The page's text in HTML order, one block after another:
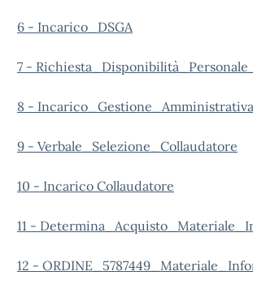
6 - Incarico_DSGA
7 -
8 - Incarico_Gestione_Amministrativa
9 - Verbale_Selezione_Collaudatore
10 - Incarico Collaudatore
11 -
12 -